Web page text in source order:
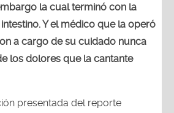
la cual terminó con la
Y el médico que la operó
a cargo de su cuidado nunca
los dolores que la cantante
presentada del reporte